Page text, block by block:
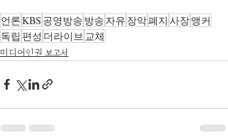
언론KBS 공영방송 방송 자유 장악폐지 사장앵커
독립 편성 더라이브 교체
미디어인권 보고서